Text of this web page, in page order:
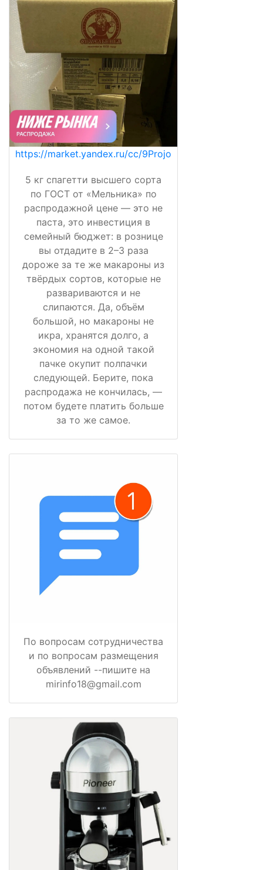
https://market.yandex.ru/cc/9Projo
5 кг спагетти высшего сорта
по ГОСТ от «Мельника» по
распродажной цене — это не
паста, это инвестиция в
семейный бюджет: в рознице
вы отдадите в 2–3 раза
дороже за те же макароны из
твёрдых сортов, которые не
развариваются и не
слипаются. Да, объём
большой, но макароны не
икра, хранятся долго, а
экономия на одной такой
пачке окупит полпачки
следующей. Берите, пока
распродажа не кончилась, —
потом будете платить больше
за то же самое.
По вопросам сотрудничества
и по вопросам размещения
объявлений --пишите на
mirinfo18@gmail.com